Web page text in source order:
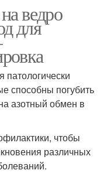
ведро
для
способны погубить
азотный обмен в
чтобы
различных